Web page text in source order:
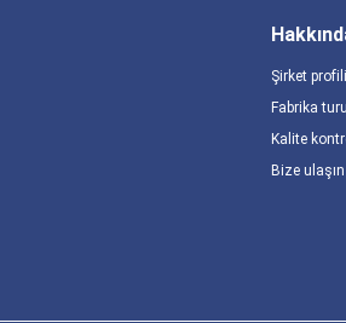
Şirket profili
Fabrika turu
Kalite
Bize ulaşın